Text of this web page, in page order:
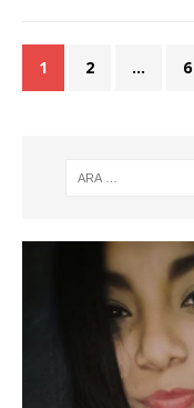
1 2 … 6